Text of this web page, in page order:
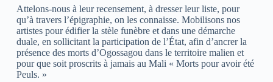
Attelons-nous à leur recensement, à dresser leur liste, pour
qu’à travers l’épigraphie, on les connaisse. Mobilisons nos
artistes pour édifier la stèle funèbre et dans une démarche
duale, en sollicitant la participation de l’État, afin d’ancrer la
présence des morts d’Ogossagou dans le territoire malien et
pour que soit proscrits à jamais au Mali « Morts pour avoir été
Peuls. »